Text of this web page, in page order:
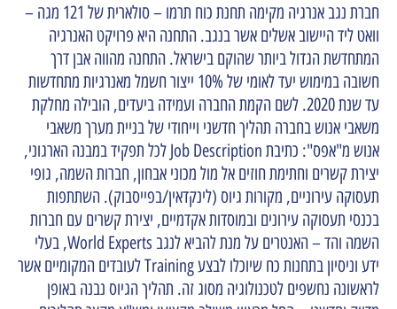
חברת נגב אנרגיה מקימה תחנת כוח תרמו – סולארית של 121 מגה –
וואט ליד היישוב אשלים אשר בנגב. התחנה היא פרויקט האנרגיה
המתחדשת הגדול ביותר שהוקם בישראל. התחנה מהווה אבן דרך
חשובה במימוש יעד לאומי של 10% ייצור חשמל מאנרגיות מתחדשות
עד שנת 2020. לשם הקמת החברה ועמידה ביעדים, הובילה מחלקת
משאבי אנוש בחברה תהליך חדשני וייחודי של בניית מערך משאבי
אנוש מ"אפס": כתיבת Job Description לכל תפקיד במבנה הארגוני,
יצירת קשרים וחתימת חוזים אל מול מכוני אבחון, חברות השמה, גופי
תעסוקה עירוניים, מקורות גיוס (לינקדאין/בפייסבוק). השתתפות
בכנסי תעסוקה עירונים ובמוסדות אקדמיים, יצירת קשרים עם חברות
השמה והד – האנטרים על מנת להביא לנגב World Experts, בעלי
ידע וניסיון בתחנות כח שיוכלו לבצע Training לעובדים המקומיים אשר
לראשונה נחשפים לטכנולוגיה מסוג זה. תהליך הגיוס נבנה באופן